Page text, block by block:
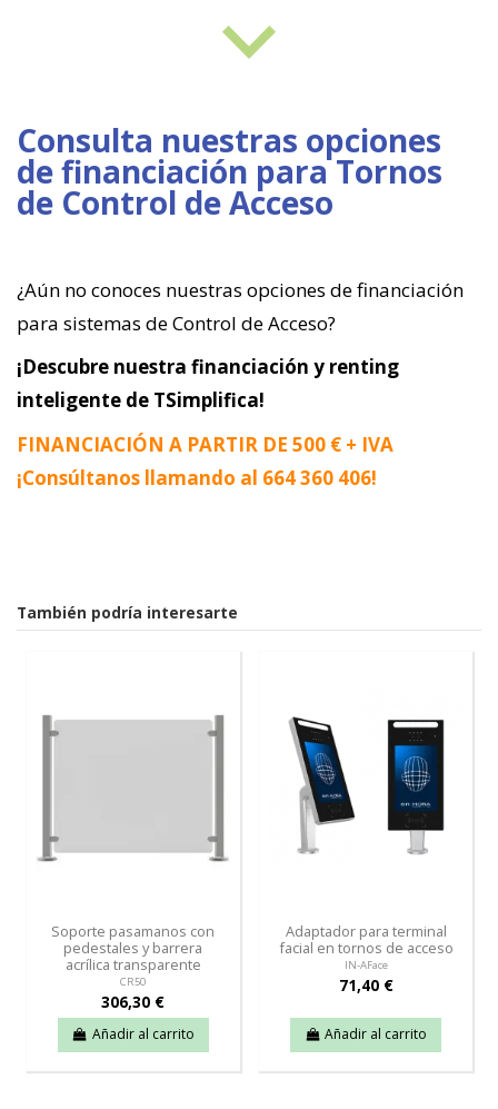
Consulta nuestras opciones
de financiación para Tornos
de Control de Acceso
¿Aún no conoces nuestras opciones de financiación
para sistemas de Control de Acceso?
¡Descubre nuestra financiación y renting
inteligente de TSimplifica!
FINANCIACIÓN A PARTIR DE 500 € + IVA
¡Consúltanos llamando al 664 360 406!
También podría interesarte
Soporte pasamanos con
pedestales y barrera
acrílica transparente
CR50
306,30 €
Añadir al carrito
Adaptador para terminal
facial en tornos de acceso
IN-AFace
71,40 €
Añadir al carrito